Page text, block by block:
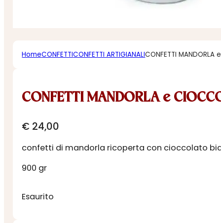
HomeCONFETTICONFETTI ARTIGIANALICONFETTI
CONFETTI MANDORLA e
€ 24,00
confetti di mandorla ricoperta con cioccolato
900 gr
Esaurito